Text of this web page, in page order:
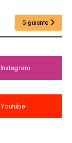
Siguiente
Instagram
Youtube